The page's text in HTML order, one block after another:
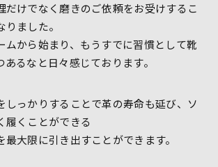
だけでなく磨きのご依頼をお受けするこ
ました。
ムから始まり、もうすでに習慣として靴
るなと日々感じております。
しっかりすることで革の寿命も延び、ソ
履くことができる
大限に引き出すことができます。